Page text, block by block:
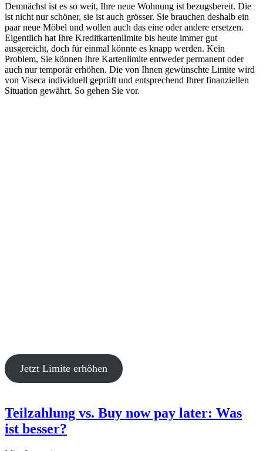
Demnächst ist es so weit, Ihre neue Wohnung ist bezugsbereit. Die
ist nicht nur schöner, sie ist auch grösser. Sie brauchen deshalb ein
paar neue Möbel und wollen auch das eine oder andere ersetzen.
Eigentlich hat Ihre Kreditkartenlimite bis heute immer gut
ausgereicht, doch für einmal könnte es knapp werden. Kein
Problem, Sie können Ihre Kartenlimite entweder permanent oder
auch nur temporär erhöhen. Die von Ihnen gewünschte Limite wird
von Viseca individuell geprüft und entsprechend Ihrer finanziellen
Situation gewährt. So gehen Sie vor.
Jetzt Limite erhöhen
Teilzahlung vs. Buy now pay later: Was
ist besser?